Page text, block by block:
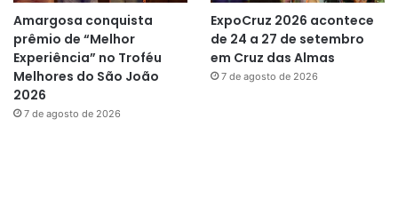
Amargosa conquista
prêmio de “Melhor
Experiência” no Troféu
Melhores do São João
2026
7 de agosto de 2026
ExpoCruz 2026 acontece
de 24 a 27 de setembro
em Cruz das Almas
7 de agosto de 2026